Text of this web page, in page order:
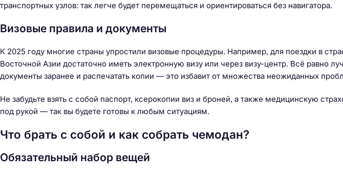
транспортных узлов: так легче будет перемещаться и ориентироваться без навигатора.
Визовые правила и документы
К 2025 году многие страны упростили визовые процедуры. Например, для поездки в
Восточной Азии достаточно иметь электронную визу или через визу-центр. Всё равно
документы заранее и распечатать копии — это избавит от множества неожиданных
Не забудьте взять с собой паспорт, ксерокопии виз и броней, а также медицинскую
под рукой — так вы будете готовы к любым ситуациям.
Что брать с собой и как собрать чемодан?
Обязательный набор вещей